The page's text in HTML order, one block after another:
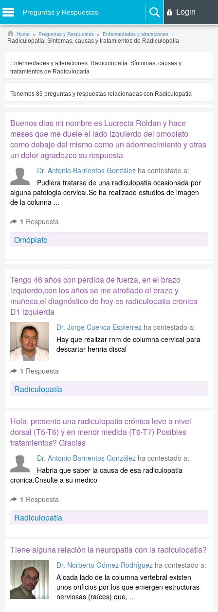
Preguntas y Respuestas Login
Home Preguntas y Respuestas
Enfermedades y alteraciones
Radiculopatía. Síntomas, causas y tratamientos de Radiculopatía
Enfermedades y alteraciones: Radiculopatía. Síntomas, causas y
tratamientos de Radiculopatía
Tenemos 85 preguntas y respuestas relacionadas con Radiculopatía
Buenos dias mi nombre es Lucrecia Roldan y hace
meses que me duele el lado izquierdo del omoplato
como debajo del mismo como un adormecimiento y otras
un dolor agradezco su respuesta
Dr. Antonio Barrientos González ha contestado a:
Pudiera tratarse de una radiculopatia ocasionada por
alguna patologia cervical.Se ha realizado estudios de imagen
de la colunna ...
1 Respuesta
Omóplato
Tengo 46 años con perdida de fuerza, en el brazo
izquierdo,con los años se me atrofiado el brazo y
muñeca,el diagnóstico de hoy es radiculopatia cronica
D1 izquierda
Dr. Jorge Cuenca Espierrez ha contestado a:
Hay que realizar rnm de columna cervical para
descartar hernia discal
1 Respuesta
Radiculopatía
Hola, presento una radiculopatía crónica leve a nivel
dorsal (T5-T6) y en menor medida (T6-T7) Posibles
tratamientos? Gracias
Dr. Antonio Barrientos González ha contestado a:
Habria que saber la causa de esa radiculopatia
cronica.Cnsulte a su medico
1 Respuesta
Radiculopatía
Tiene alguna relación la neuropatia con la radiculopatia?
Dr. Norberto Gómez Rodríguez ha contestado a:
A cada lado de la columna vertebral existen
unos orificios por los que emergen estructuras
nerviosas (raíces) que, ...